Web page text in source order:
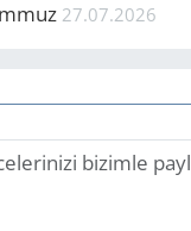
27.07.2026